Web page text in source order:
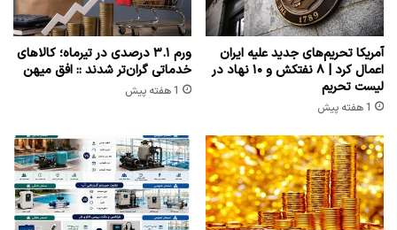
آمریکا تحریم‌های جدید علیه ایران
اعمال کرد | ۸ نفتکش و ۱۰ نهاد در
لیست تحریم
1 هفته پیش
ورم ۳.۱ درصدی در تیرماه؛ کالاهای
خدماتی گران‌تر شدند :: افق میهن
1 هفته پیش